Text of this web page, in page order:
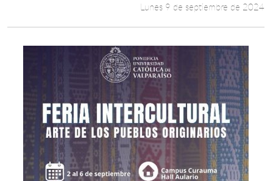
Lunes 9 de septiembre de 2024